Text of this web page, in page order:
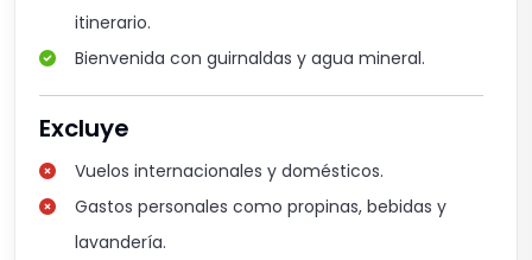
itinerario.
Bienvenida con guirnaldas y agua mineral.
Excluye
Vuelos internacionales y domésticos.
Gastos personales como propinas, bebidas y
lavandería.